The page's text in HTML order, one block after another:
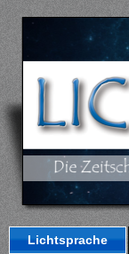
Lichtsprache